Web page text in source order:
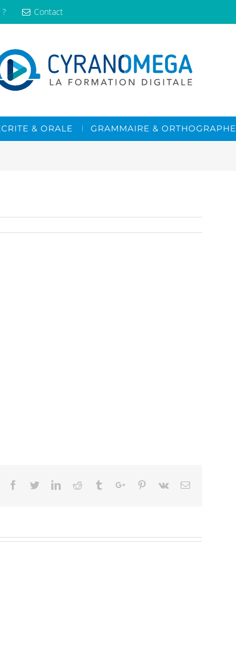
Contact
& ORALE GRAMMAIRE & ORTHOGRAPHE
Facebook
TwitterLinkedinReddit TumblrGoogle+Pinterest
Vk Email